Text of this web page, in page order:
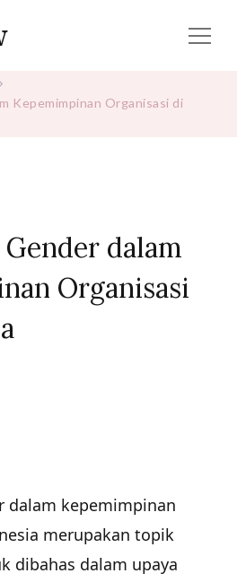
Kepemimpinan Organisasi di
dalam
Organisasi
dalam kepemimpinan
merupakan topik
dibahas dalam upaya